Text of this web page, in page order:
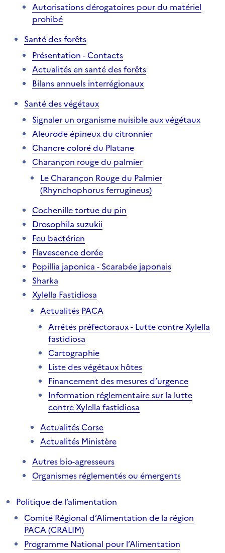
Autorisations dérogatoires pour du matériel
prohibé
Santé des forêts
Présentation - Contacts
Actualités en santé des forêts
Bilans annuels interrégionaux
Santé des végétaux
Signaler un organisme nuisible aux végétaux
Aleurode épineux du citronnier
Chancre coloré du Platane
Charançon rouge du palmier
Le Charançon Rouge du Palmier
(Rhynchophorus ferrugineus)
Cochenille tortue du pin
Drosophila suzukii
Feu bactérien
Flavescence dorée
Popillia japonica - Scarabée japonais
Sharka
Xylella Fastidiosa
Actualités PACA
Arrêtés préfectoraux - Lutte contre Xylella
fastidiosa
Cartographie
Liste des végétaux hôtes
Financement des mesures d’urgence
Information réglementaire sur la lutte
contre Xylella fastidiosa
Actualités Corse
Actualités Ministère
Autres bio-agresseurs
Organismes réglementés ou émergents
Politique de l’alimentation
Comité Régional d’Alimentation de la région
PACA (CRALIM)
Programme National pour l’Alimentation